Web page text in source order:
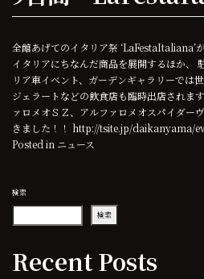
全館あげてのイタリア祭 ‘LaFestaItaliana’
イタリアにちなんだ商品を展開するほか、
リア車イベント、ガーデンギャラリーでは
ジェラートなどの飲食店も臨時出店されま
ァロメオＳＺ、アルファロメオスパイダー
きました！！ http://tsite.jp/daikanyama/
Posted in ニュース
検索
検索
Recent Posts